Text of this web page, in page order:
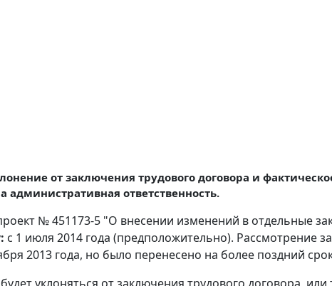
от заключения трудового договора и
административная ответственность.
№ 451173-5 "О внесении изменений в отдельные
с 1 июля 2014 года (предположительно). Рассмотрение
2013 года, но было перенесено на более поздний